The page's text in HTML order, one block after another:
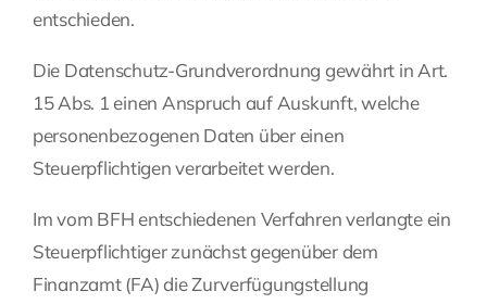
entschieden.
Die Datenschutz-Grundverordnung gewährt in Art.
15 Abs. 1 einen Anspruch auf Auskunft, welche
personenbezogenen Daten über einen
Steuerpflichtigen verarbeitet werden.
Im vom BFH entschiedenen Verfahren verlangte ein
Steuerpflichtiger zunächst gegenüber dem
Finanzamt (FA) die Zurverfügungstellung